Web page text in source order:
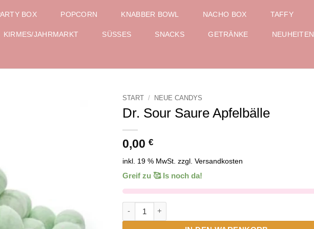
BOX POPCORN KNABBER BOWL NACHO BOX TAFFY
KIRMES/JAHRMARKT SÜSSES SNACKS GETRÄNKE NEUHEITEN
START / NEUE CANDYS
Dr. Sour Saure Apfelbälle
0,00 €
inkl. 19 % MwSt. zzgl. Versandkosten
Greif zu 🥰 Is noch da!